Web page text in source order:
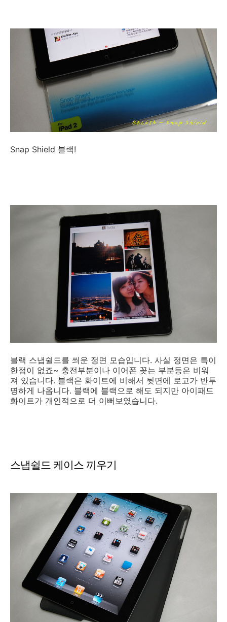
Snap Shield 블랙!
블랙 스냅쉴드를 씌운 정면 모습입니다. 사실 정면은 특이
한점이 없죠~ 충전부분이나 이어폰 꽂는 부분등은 비워
져 있습니다. 블랙은 화이트에 비해서 뒷면에 로고가 반투
명하게 나옵니다. 블랙에 블랙으로 해도 되지만 아이패드
화이트가 개인적으로 더 이뻐보였습니다.
스냅쉴드 케이스 끼우기